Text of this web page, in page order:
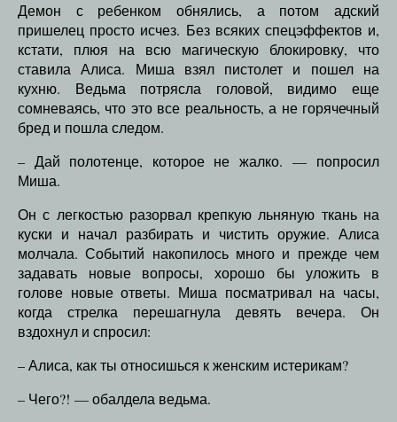
Демон с ребенком обнялись, а потом адский
пришелец просто исчез. Без всяких спецэффектов и,
кстати, плюя на всю магическую блокировку, что
ставила Алиса. Миша взял пистолет и пошел на
кухню. Ведьма потрясла головой, видимо еще
сомневаясь, что это все реальность, а не горячечный
бред и пошла следом.
– Дай полотенце, которое не жалко. — попросил
Миша.
Он с легкостью разорвал крепкую льняную ткань на
куски и начал разбирать и чистить оружие. Алиса
молчала. Событий накопилось много и прежде чем
задавать новые вопросы, хорошо бы уложить в
голове новые ответы. Миша посматривал на часы,
когда стрелка перешагнула девять вечера. Он
вздохнул и спросил:
– Алиса, как ты относишься к женским истерикам?
– Чего?! — обалдела ведьма.